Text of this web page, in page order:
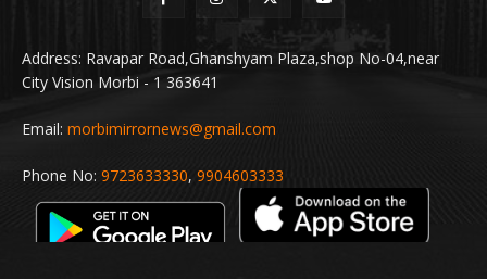
Address: Ravapar Road,Ghanshyam Plaza,shop No-04,near
City Vision Morbi - 1 363641
Email: morbimirrornews@gmail.com
Phone No: 9723633330, 9904603333